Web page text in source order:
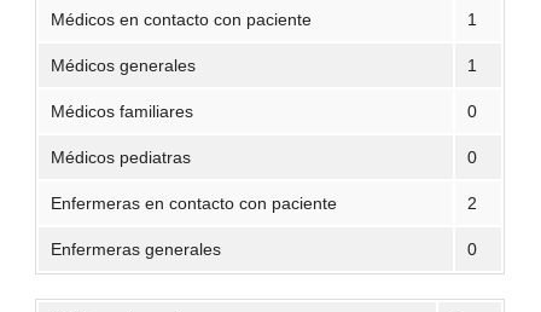
Médicos en contacto con paciente 1
Médicos generales 1
Médicos familiares 0
Médicos pediatras 0
Enfermeras en contacto con paciente 2
Enfermeras generales 0